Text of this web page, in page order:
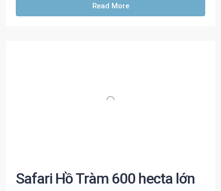
Read More
Safari Hồ Tràm 600 hecta lớn